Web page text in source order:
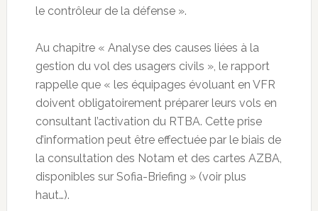
le contrôleur de la défense ».
Au chapitre « Analyse des causes liées à la
gestion du vol des usagers civils », le rapport
rappelle que « les équipages évoluant en VFR
doivent obligatoirement préparer leurs vols en
consultant l’activation du RTBA. Cette prise
d’information peut être effectuée par le biais de
la consultation des Notam et des cartes AZBA,
disponibles sur Sofia-Briefing » (voir plus
haut…).